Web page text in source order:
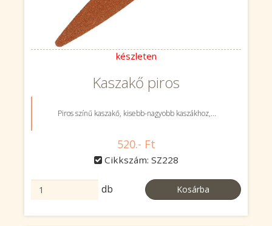
készleten
Kaszakő piros
Piros színű kaszakő, kisebb-nagyobb kaszákhoz,...
520.- Ft
Cikkszám: SZ228
db Kosárba